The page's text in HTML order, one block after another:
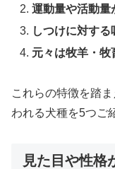
運動量や活動量
しつけに対す
元々は牧羊・牧
これらの特徴を踏
われる犬種を5つご
見た目や性格